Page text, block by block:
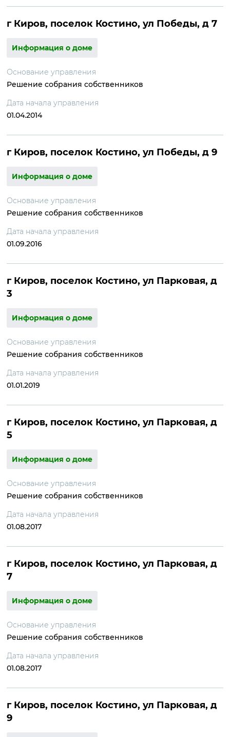
г Киров, поселок Костино, ул Победы, д 7
Информация о доме
Основание управления
Решение собрания собственников
Дата начала управления
01.04.2014
г Киров, поселок Костино, ул Победы, д 9
Информация о доме
Основание управления
Решение собрания собственников
Дата начала управления
01.09.2016
г Киров, поселок Костино, ул Парковая, д
3
Информация о доме
Основание управления
Решение собрания собственников
Дата начала управления
01.01.2019
г Киров, поселок Костино, ул Парковая, д
5
Информация о доме
Основание управления
Решение собрания собственников
Дата начала управления
01.08.2017
г Киров, поселок Костино, ул Парковая, д
7
Информация о доме
Основание управления
Решение собрания собственников
Дата начала управления
01.08.2017
г Киров, поселок Костино, ул Парковая, д
9